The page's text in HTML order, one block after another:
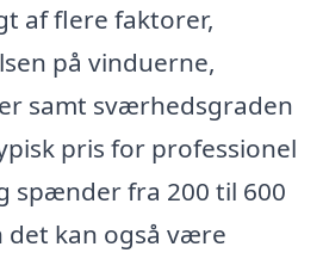
af flere faktorer,
på vinduerne,
samt sværhedsgraden
pris for professionel
spænder fra 200 til 600
det kan også være